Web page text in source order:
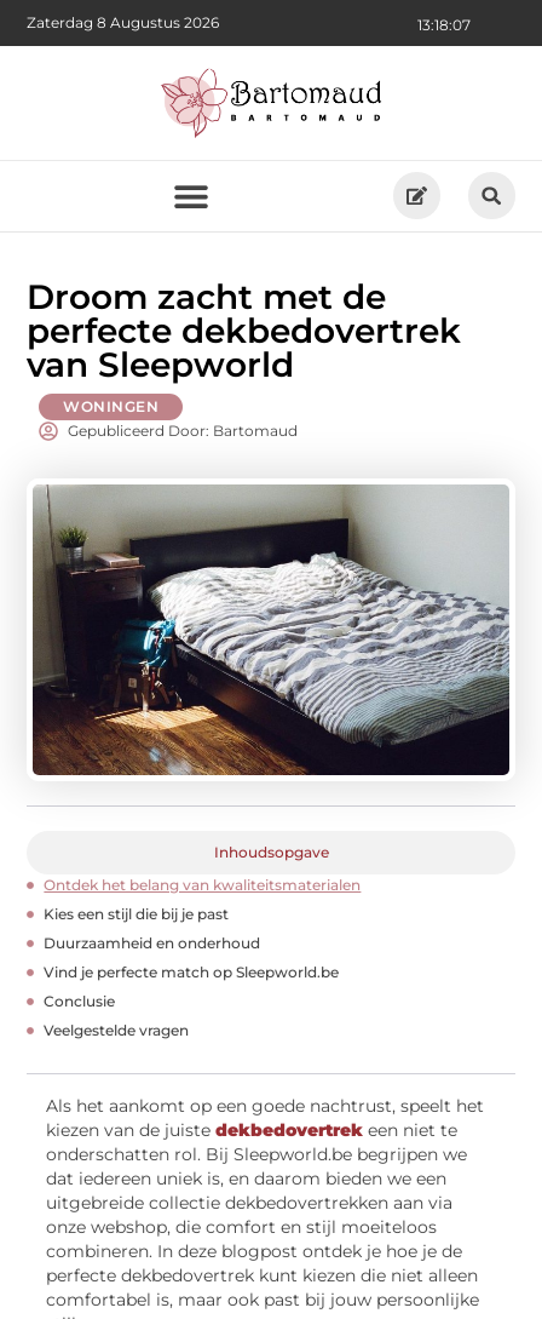
13:18:09
Zaterdag 8 Augustus 2026
Droom zacht met de
perfecte dekbedovertrek
van Sleepworld
WONINGEN
Gepubliceerd Door: Bartomaud
Inhoudsopgave
Ontdek het belang van kwaliteitsmaterialen
Kies een stijl die bij je past
Duurzaamheid en onderhoud
Vind je perfecte match op Sleepworld.be
Conclusie
Veelgestelde vragen
Als het aankomt op een goede nachtrust, speelt het
kiezen van de juistedekbedovertrek een niet te
onderschatten rol. Bij Sleepworld.be begrijpen we
dat iedereen uniek is, en daarom bieden we een
uitgebreide collectie dekbedovertrekken aan via
onze webshop, die comfort en stijl moeiteloos
combineren. In deze blogpost ontdek je hoe je de
perfecte dekbedovertrek kunt kiezen die niet alleen
comfortabel is, maar ook past bij jouw persoonlijke